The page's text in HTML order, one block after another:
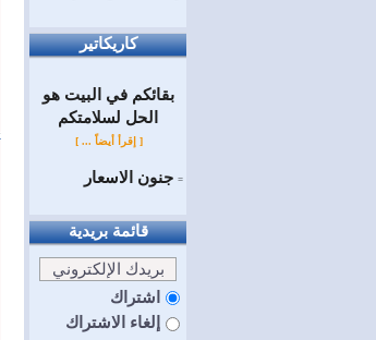
كاريكاتير
بقائكم في البيت هو
الحل لسلامتكم
[ إقرأ أيضاً ... ]
= جنون الاسعار
قائمة بريدية
اشتراك
إلغاء الاشتراك